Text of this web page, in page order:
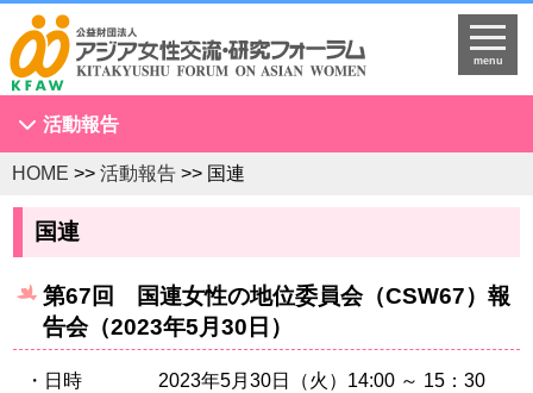
menu
活動報告
アジア女性会議
NGOセミナー
KFAWアジア研究者ネットワーク開催セミナー
国際理解促進事業
スタディツアー
HOME >> 活動報告 >> 国連
国連
第67回 国連女性の地位委員会（CSW67）報
告会（2023年5月30日）
・日時 2023年5月30日（火）14:00 ～ 15：30